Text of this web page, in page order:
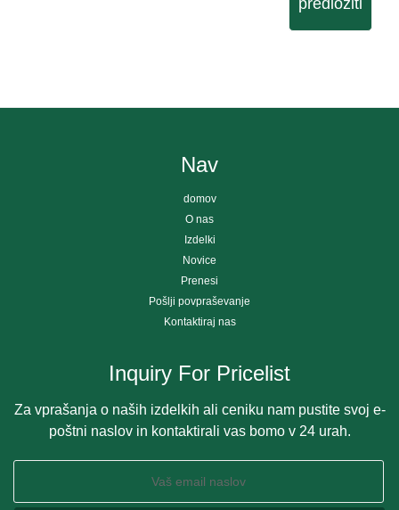
predložiti
Nav
domov
O nas
Izdelki
Novice
Prenesi
Pošlji povpraševanje
Kontaktiraj nas
Inquiry For Pricelist
Za vprašanja o naših izdelkih ali ceniku nam pustite svoj e-
poštni naslov in kontaktirali vas bomo v 24 urah.